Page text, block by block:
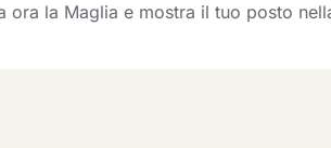
ora la Maglia e mostra il tuo posto